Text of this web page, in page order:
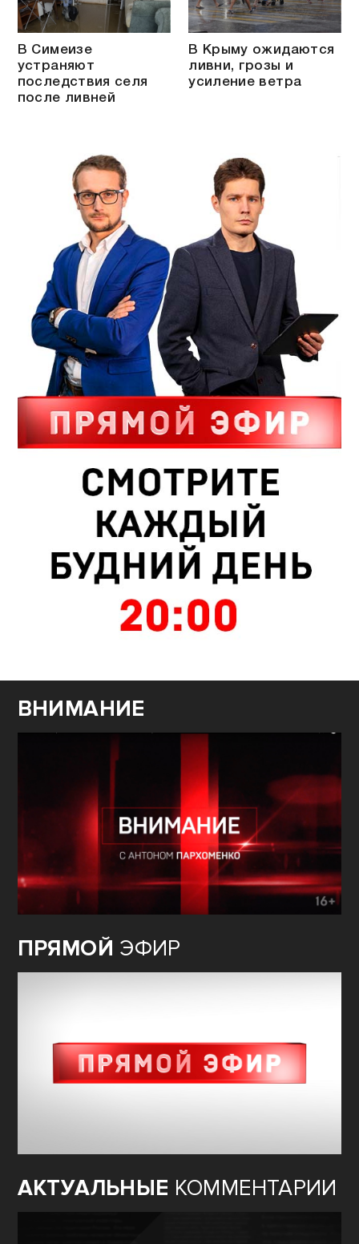
В Симеизе
устраняют
последствия селя
после ливней
В Крыму ожидаются
ливни, грозы и
усиление ветра
ВНИМАНИЕ
ПРЯМОЙ ЭФИР
АКТУАЛЬНЫЕ КОММЕНТАРИИ